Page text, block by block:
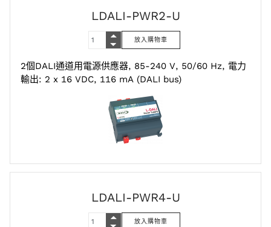
LDALI-PWR2-U
2個DALI通道用電源供應器, 85-240 V, 50/60 Hz, 電力
輸出: 2 x 16 VDC, 116 mA (DALI bus)
LDALI-PWR4-U